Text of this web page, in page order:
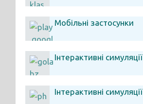
Мобільні застосунки
Інтерактивні симуляції
Інтерактивні симуляції